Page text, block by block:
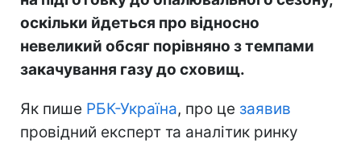
оскільки йдеться про відносно
невеликий обсяг порівняно з темпами
закачування газу до сховищ.
Як пише РБК-Україна, про це заявив
провідний експерт та аналітик ринку